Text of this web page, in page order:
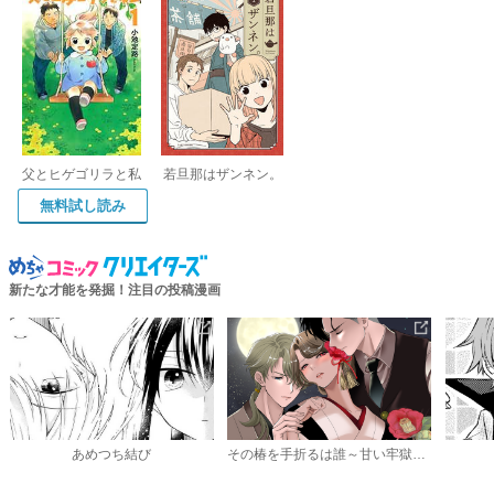
父とヒゲゴリラと私
無料試し読み
若旦那はザンネン。
新たな才能を発掘！注目の投稿漫画
あめつち結び その椿を手折るは誰～甘い牢獄と静かな執着～